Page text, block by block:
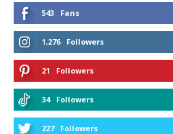
543 Fans
1,276 Followers
21 Followers
34 Followers
227 Followers